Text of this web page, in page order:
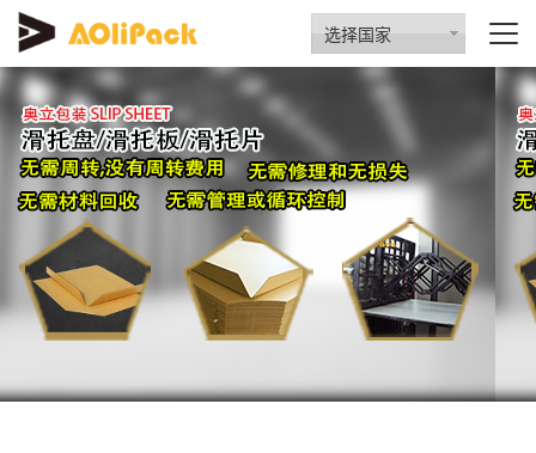
选择国家